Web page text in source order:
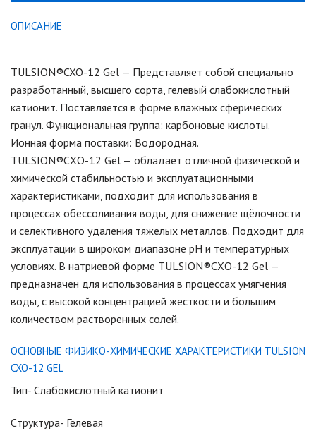
ОПИСАНИЕ
TULSION®CXO-12 Gel — Представляет собой специально
разработанный, высшего сорта, гелевый слабокислотный
катионит. Поставляется в форме влажных сферических
гранул. Функциональная группа: карбоновые кислоты.
Ионная форма поставки: Водородная.
TULSION®СХО-12 Gel — обладает отличной физической и
химической стабильностью и эксплуатационными
характеристиками, подходит для использования в
процессах обессоливания воды, для снижение щёлочности
и селективного удаления тяжелых металлов. Подходит для
эксплуатации в широком диапазоне рН и температурных
условиях. В натриевой форме TULSION®СХО-12 Gel —
предназначен для использования в процессах умягчения
воды, с высокой концентрацией жесткости и большим
количеством растворенных солей.
ОСНОВНЫЕ ФИЗИКО-ХИМИЧЕСКИЕ ХАРАКТЕРИСТИКИ TULSION
CXO-12 GEL
Тип- Слабокислотный катионит
Cтруктура- Гелевая